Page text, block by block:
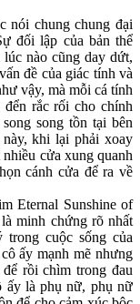
nói chung chung đại
đối lập của bản thể
nào cũng day dứt,
đề của giác tính và
vậy, mà mỗi cá tính
rắc rối cho chính
song tồn tại bên
khi lại phải xoay
cửa xung quanh
cánh cửa để ra về
Eternal Sunshine of
minh chứng rõ nhất
cuộc sống của
ấy mạnh mẽ nhưng
rồi chìm trong đau
ấy là phụ nữ, phụ nữ